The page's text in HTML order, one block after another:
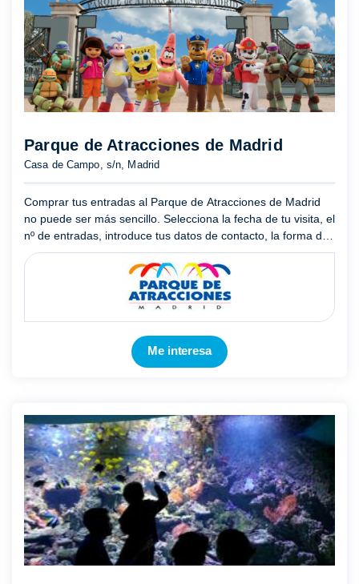
Parque de Atracciones de Madrid
Casa de Campo, s/n, Madrid
Comprar tus entradas al Parque de Atracciones de Madrid
no puede ser más sencillo. Selecciona la fecha de tu visita, el
nº de entradas, introduce tus datos de contacto, la forma de
pago y en breves instantes tendrás las entradas a ...Mostrar
Me interesa